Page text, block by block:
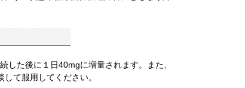
た後に１日40mgに増量されます。また、
て服用してください。